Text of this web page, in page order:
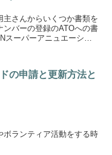
さんからいくつか書類を
バーの登録のATOへの書
ーパーアニュエーショ
の申請と更新方法と
ボランティア活動をする時